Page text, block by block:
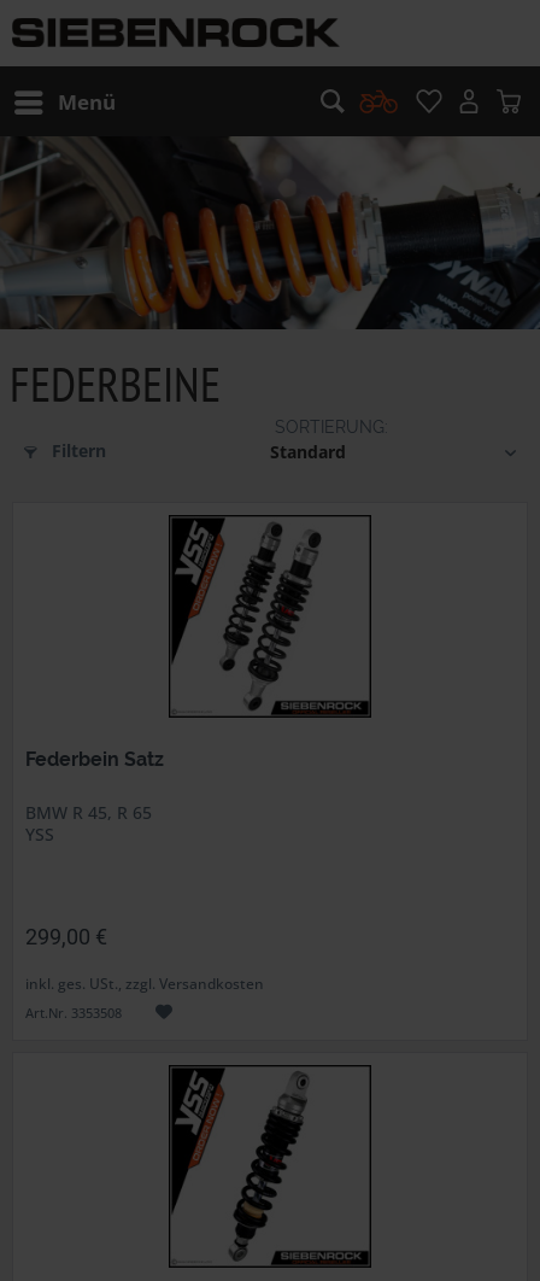
Menü
FEDERBEINE
Filtern
Federbein Satz
BMW R 45, R 65
YSS
299,00 €
inkl. ges. USt., zzgl. Versandkosten
Art.Nr. 3353508